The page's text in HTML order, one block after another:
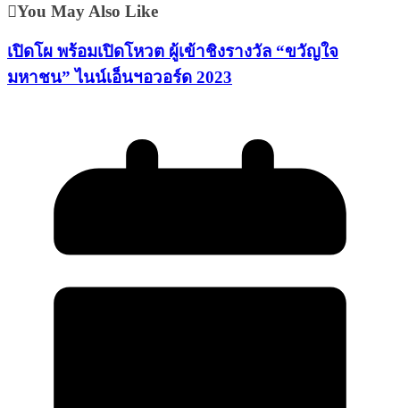
You May Also Like
เปิดโผ พร้อมเปิดโหวต ผู้เข้าชิงรางวัล “ขวัญใจ
มหาชน” ไนน์เอ็นฯอวอร์ด 2023